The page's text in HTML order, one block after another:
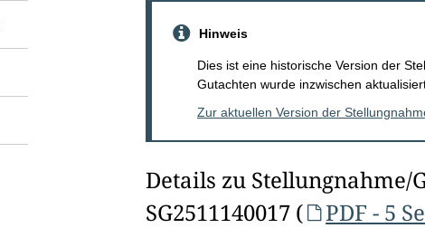
Hinweis
Dies ist eine historische Version der
Gutachten wurde inzwischen
Zur aktuellen Version der
Details zu Stellungnahme/
SG2511140017 (
PDF - 5